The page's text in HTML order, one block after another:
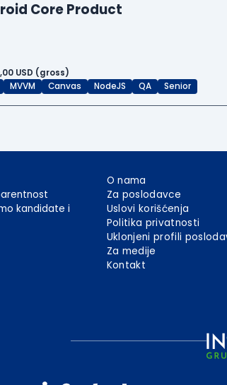
Core Product
USD (gross)
MVVM Canvas NodeJS QA Senior
kandidate i
O nama
Za poslodavce
Uslovi korišćenja
Politika privatnosti
Uklonjeni profili
Za medije
Kontakt